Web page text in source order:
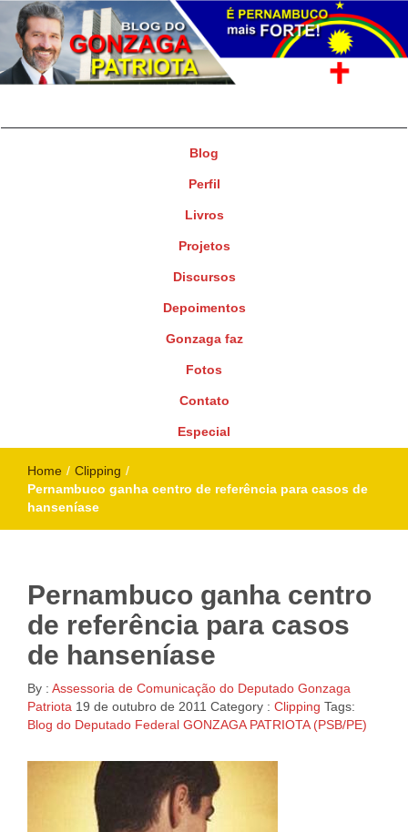
Blog
Perfil
Livros
Projetos
Discursos
Depoimentos
Gonzaga faz
Fotos
Contato
Especial
Home / Clipping /
Pernambuco ganha centro de referência para casos de
hanseníase
Pernambuco ganha centro
de referência para casos
de hanseníase
By : Assessoria de Comunicação do Deputado Gonzaga
Patriota 19 de outubro de 2011 Category : Clipping Tags:
Blog do Deputado Federal GONZAGA PATRIOTA (PSB/PE)